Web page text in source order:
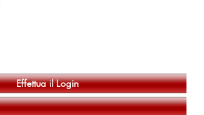
Effettua il Login